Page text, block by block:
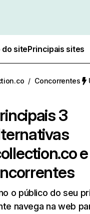
sitePrincipais sites
/ Concorrentes
3
e
o público do seu
navega na web